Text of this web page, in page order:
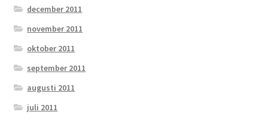
december 2011
november 2011
oktober 2011
september 2011
augusti 2011
juli 2011